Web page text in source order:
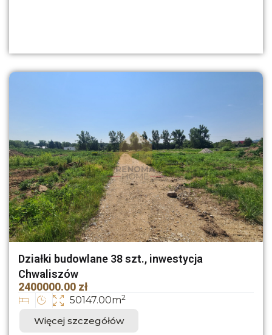
Działki budowlane 38 szt., inwestycja
Chwaliszów
2400000.00 zł
50147.00m2
Więcej szczegółów